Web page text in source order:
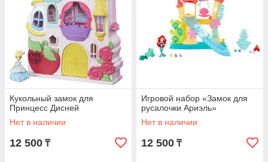
Кукольный замок для
Принцесс Дисней
Нет в наличии
12 500 ₸
Игровой набор «Замок для
русалочки Ариэль»
Нет в наличии
12 500 ₸